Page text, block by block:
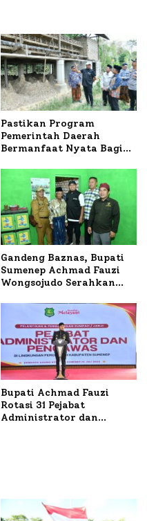
Pastikan Program
Pemerintah Daerah
Bermanfaat Nyata Bagi
Sumenep Tinjau Langsung
Budidaya Lele dan Ayam
Petelur di Desa Bataal
Timur
Gandeng Baznas, Bupati
Sumenep Achmad Fauzi
Wongsojudo Serahkan
Dua Kecamatan
Bupati Achmad Fauzi
Rotasi 31 Pejabat
Administrator dan